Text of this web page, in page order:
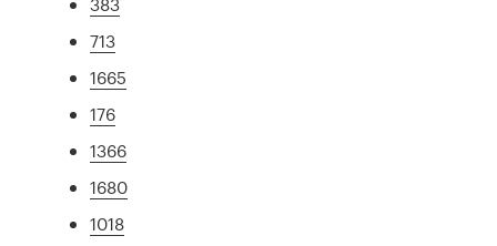
713
1665
176
1366
1680
1018